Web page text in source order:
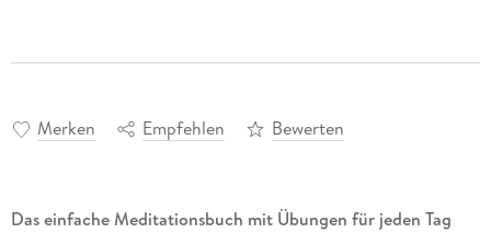
Merken Empfehlen Bewerten
Das einfache Meditationsbuch mit Übungen für jeden Tag